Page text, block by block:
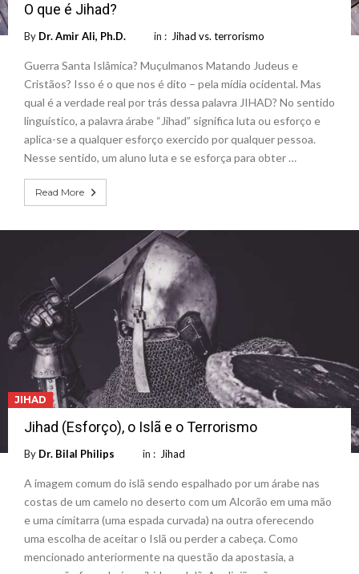
O que é Jihad?
By Dr. Amir Ali, Ph.D. in : Jihad vs. terrorismo
Guerra Santa Islâmica? Muçulmanos Matando Judeus e
Cristãos? Isso é o que nos é dito – pela mídia ocidental. Mas
qual é a verdade real por trás dessa palavra JIHAD? No sentido
linguístico, a palavra árabe “Jihad” significa luta ou esforço e
aplica-se a qualquer esforço exercido por qualquer pessoa.
Nesse sentido, um aluno luta e se esforça para obter …
Read More
JIHAD
Jihad (Esforço), o Islã e o Terrorismo
By Dr. Bilal Philips in : Jihad
A imagem comum do islã sendo espalhado por um árabe nas
costas de um camelo no deserto com um Alcorão em uma mão
e uma cimitarra (uma espada curvada) na outra oferecendo
uma escolha de aceitar o Islã ou perder a cabeça. Como
mencionado anteriormente na questão da apostasia, a